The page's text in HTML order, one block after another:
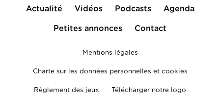
Actualité Vidéos Podcasts Agenda
Petites annonces Contact
Mentions légales
Charte sur les données personnelles et cookies
Règlement des jeux Télécharger notre logo